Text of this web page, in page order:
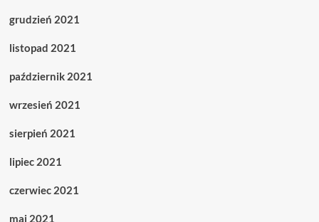
grudzień 2021
listopad 2021
październik 2021
wrzesień 2021
sierpień 2021
lipiec 2021
czerwiec 2021
maj 2021